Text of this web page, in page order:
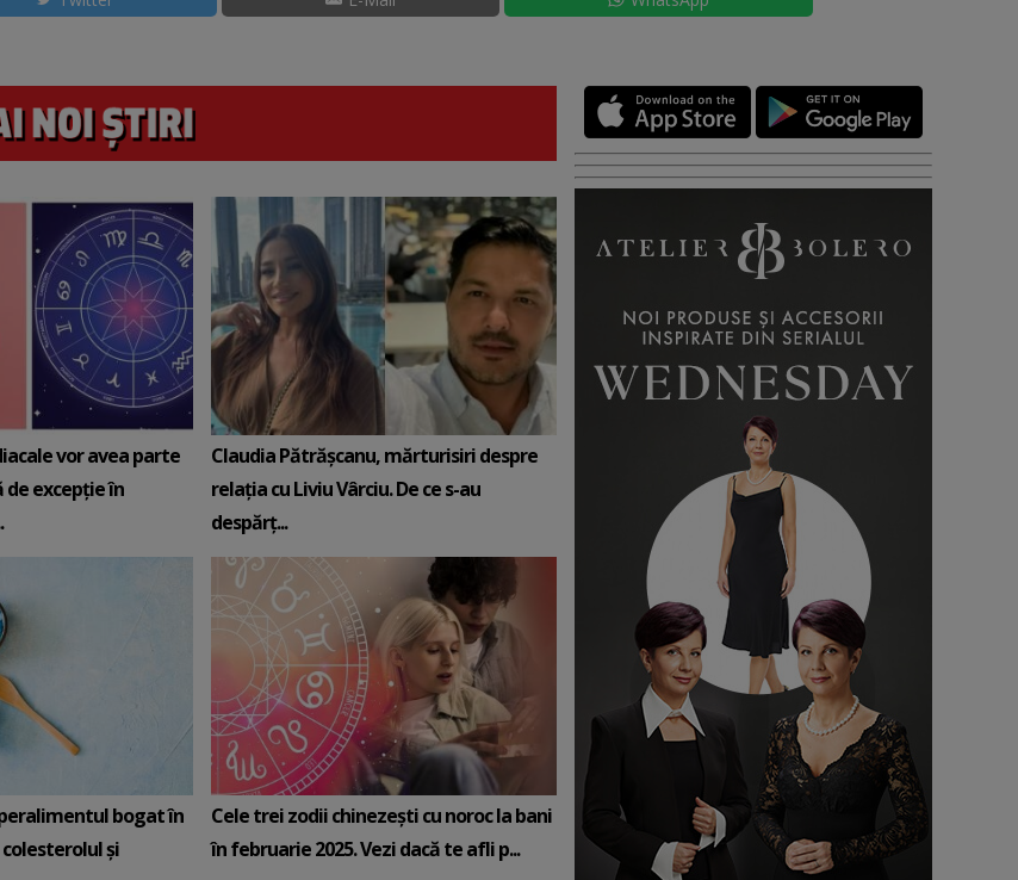
vor avea parte
de excepție în
Claudia Pătrășcanu, mărturisiri despre
relația cu Liviu Vârciu. De ce s-au
despărț...
bogat în
și
Cele trei zodii chinezești cu noroc la bani
în februarie 2025. Vezi dacă te afli p...